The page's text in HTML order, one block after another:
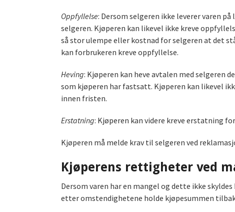
Oppfyllelse: Dersom selgeren ikke leverer varen
selgeren. Kjøperen kan likevel ikke kreve
så stor ulempe eller kostnad for selgeren at det
kan forbrukeren kreve oppfyllelse.
Heving: Kjøperen kan heve avtalen med selgeren
som kjøperen har fastsatt. Kjøperen kan likevel
innen fristen.
Erstatning: Kjøperen kan videre kreve erstatning
Kjøperen må melde krav til selgeren ved
Kjøperens rettigheter ved
Dersom varen har en mangel og dette ikke
etter omstendighetene holde kjøpesummen